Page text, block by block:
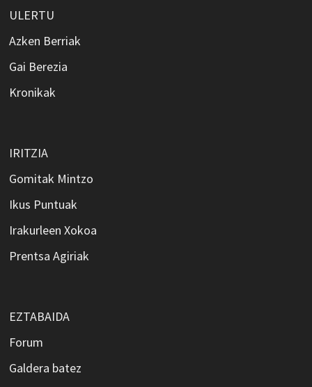
ULERTU
Azken Berriak
Gai Berezia
Kronikak
IRITZIA
Gomitak Mintzo
Ikus Puntuak
Irakurleen Xokoa
Prentsa Agiriak
EZTABAIDA
Forum
Galdera batez